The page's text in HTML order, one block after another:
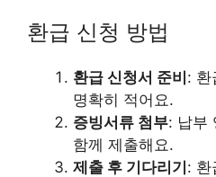
환급 신청 방법
환급 신청서 준비: 환
명확히 적어요.
증빙서류 첨부: 납부
함께 제출해요.
제출 후 기다리기: 환